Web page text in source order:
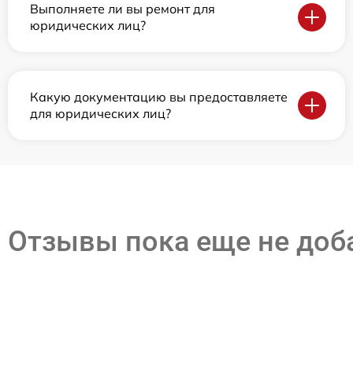
Выполняете ли вы ремонт для
юридических лиц?
Какую документацию вы предоставляете
для юридических лиц?
Отзывы пока еще не